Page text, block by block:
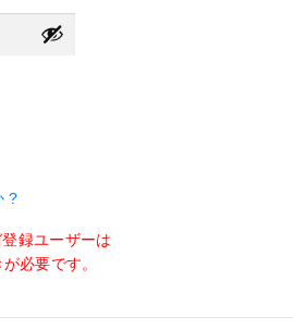
?
録ユーザーは
必要です。